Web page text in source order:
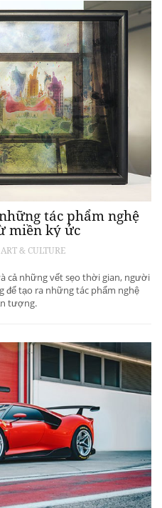
tác phẩm nghệ
miền ký ức
& CULTURE
cả những vết sẹo thời gian, người
tạo ra những tác phẩm nghệ
tượng.